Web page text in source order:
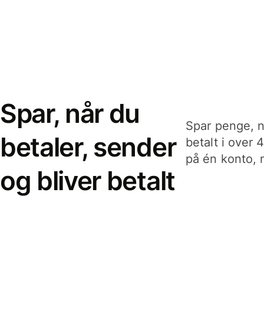
Spar, når du
betaler, sender
og bliver betalt
Spar penge,
betalt i over
på én konto,